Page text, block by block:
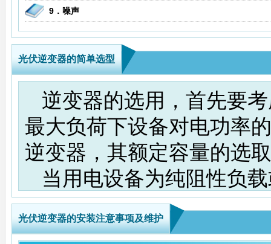
9．噪声
光伏逆变器的简单选型
逆变器的选用，首先要
最大负荷下设备对电功率
逆变器，其额定容量的选
当用电设备为纯阻性负
器的额定容量为用电设备
器还应具有抗容性和感性
光伏逆变器的安装注意事项及维护